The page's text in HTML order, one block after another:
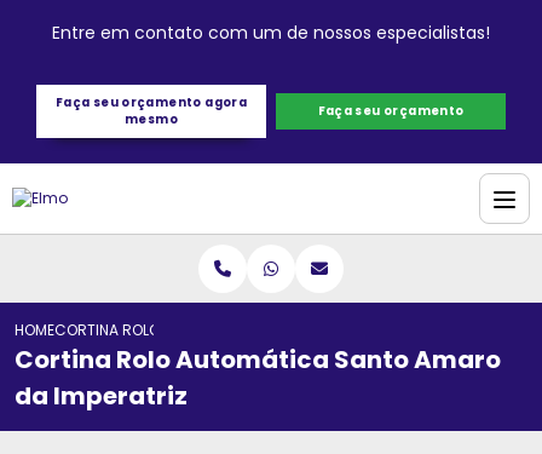
Entre em contato com um de nossos especialistas!
Faça seu orçamento agora
mesmo
Faça seu orçamento
HOMECORTINA ROLO AUTOMÁTICA SANTO AMARO DA IMPERATRIZ
Cortina Rolo Automática Santo Amaro
da Imperatriz